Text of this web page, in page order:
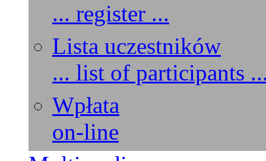
... register ...
Lista uczestników
... list of participants
Wpłata
on-line